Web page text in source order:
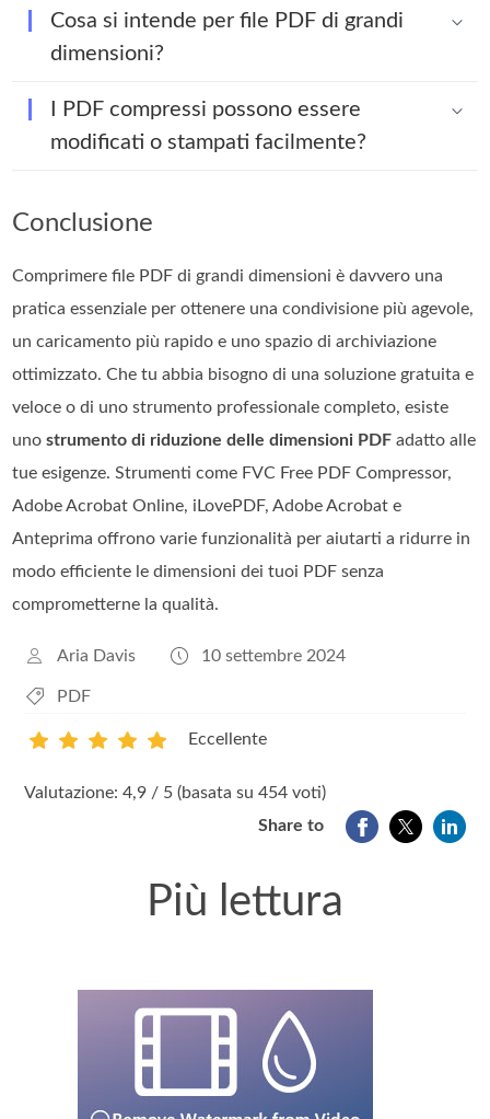
Cosa si intende per file PDF di grandi
dimensioni?
I PDF compressi possono essere
modificati o stampati facilmente?
Conclusione
Comprimere file PDF di grandi dimensioni è davvero una
pratica essenziale per ottenere una condivisione più agevole,
un caricamento più rapido e uno spazio di archiviazione
ottimizzato. Che tu abbia bisogno di una soluzione gratuita e
veloce o di uno strumento professionale completo, esiste
unostrumento di riduzione delle dimensioni PDF adatto alle
tue esigenze. Strumenti come FVC Free PDF Compressor,
Adobe Acrobat Online, iLovePDF, Adobe Acrobat e
Anteprima offrono varie funzionalità per aiutarti a ridurre in
modo efficiente le dimensioni dei tuoi PDF senza
comprometterne la qualità.
Aria Davis 10 settembre 2024
PDF
Eccellente
Valutazione: 4,9 / 5 (basata su 454 voti)
Share to
Più lettura